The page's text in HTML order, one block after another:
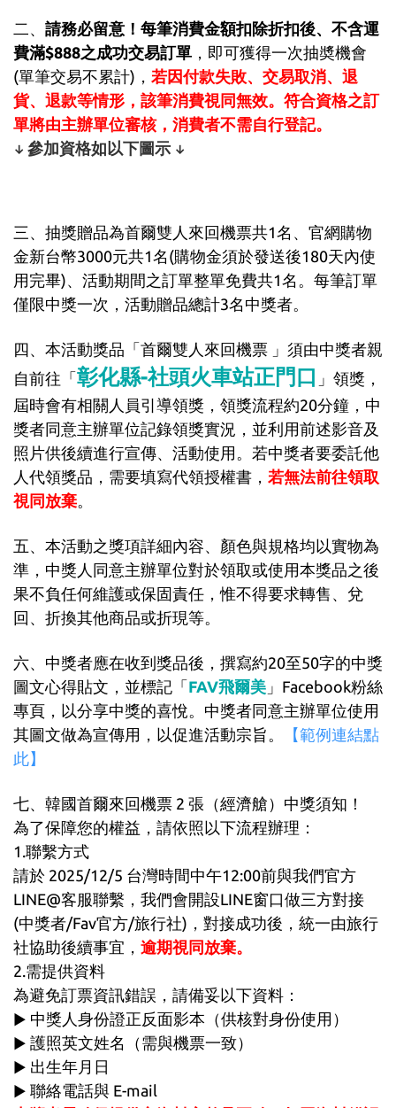
二、 請務必留意！每筆消費金額扣除折扣後、不含運
費滿$888之成功交易訂單 ，即可獲得一次抽奬機會
(單筆交易不累計)， 若因付款失敗、交易取消、退
貨、退款等情形，該筆消費視同無效。符合資格之訂
單將由主辦單位審核，消費者不需自行登記。
↓ 參加資格如以下圖示 ↓
三、抽獎贈品為首爾雙人來回機票共1名、官網購物
金新台幣3000元共1名(購物金須於發送後180天內使
用完畢)、活動期間之訂單整單免費共1名。每筆訂單
僅限中獎一次，活動贈品總計3名中獎者。
四、 本活動獎品「 首爾雙人來回機票 」須由中獎者親
自前往「 彰化縣-社頭火車站正門口 」領獎，
屆時會有相關人員引導領獎，領獎流程約20分鐘，中
獎者同意主辦單位記錄領獎實況，並利用前述影音及
照片供後續進行宣傳、活動使用。若中獎者要委託他
人代領獎品，需要填寫代領授權書 ， 若無法前往領取
視同放棄。
五、本活動之獎項詳細內容、顏色與規格均以實物為
準，中獎人同意主辦單位對於領取或使用本獎品之後
果不負任何維護或保固責任，惟不得要求轉售、兌
回、折換其他商品或折現等。
六、中獎者應在收到獎品後，撰寫約20至50字的中獎
圖文心得貼文，並標記「 FAV飛爾美 」Facebook粉絲
專頁，以分享中獎的喜悅。中獎者同意主辦單位使用
其圖文做為宣傳用，以促進活動宗旨。
【範例連結點
此】
七、韓國首爾來回機票 2 張（經濟艙）中獎須知！
為了保障您的權益，請依照以下流程辦理：
1.聯繫方式
請於 2025/12/5 台灣時間中午12:00前與我們官方
LINE@客服聯繫，我們會開設LINE窗口做三方對接
(中獎者/Fav官方/旅行社)，對接成功後，統一由旅行
社協助後續事宜， 逾期視同放棄。
2.需提供資料
為避免訂票資訊錯誤，請備妥以下資料：
▶ 中獎人身份證正反面影本（供核對身份使用）
▶ 護照英文姓名（需與機票一致）
▶ 出生年月日
▶ 聯絡電話與 E-mail